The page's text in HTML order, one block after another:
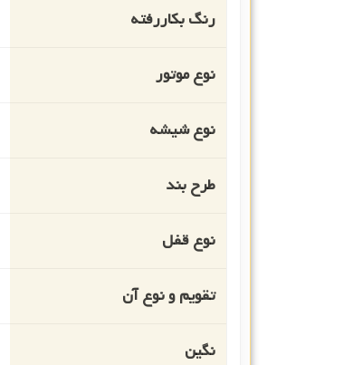
رنگ بکاررفته
نوع موتور
نوع شیشه
طرح بند
نوع قفل
تقویم و نوع آن
نگین